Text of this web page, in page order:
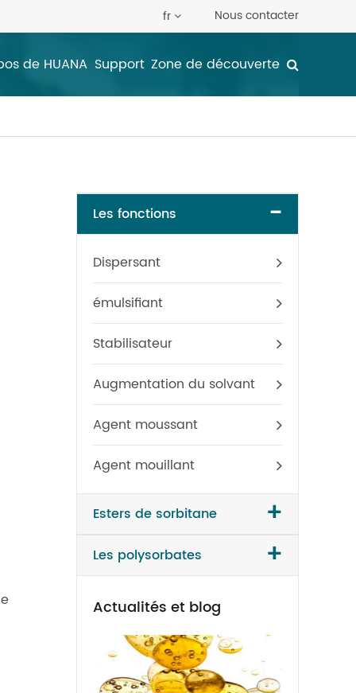
fr Nous contacter
de HUANA Support Zone de découverte
Les fonctions -
Dispersant
émulsifiant
Stabilisateur
Augmentation du solvant
Agent moussant
Agent mouillant
Esters de sorbitane +
Les polysorbates +
Actualités et blog